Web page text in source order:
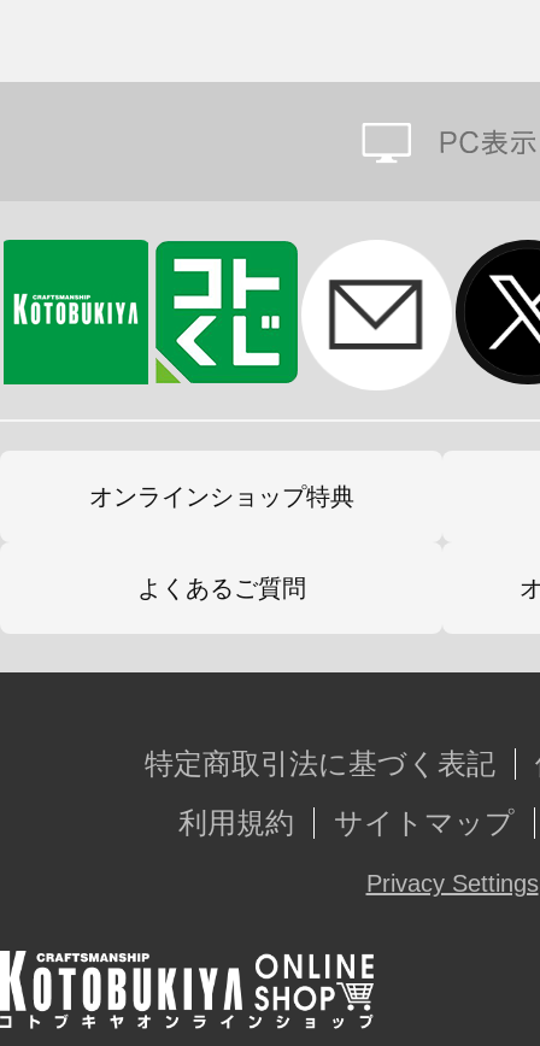
オンラインショップ特典
よくあるご質問
特定商取引法に基づく表記
利用規約
サイトマップ
Privacy Settings